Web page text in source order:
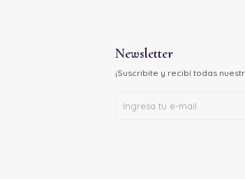
Newsletter
¡Suscribite y recibí todas